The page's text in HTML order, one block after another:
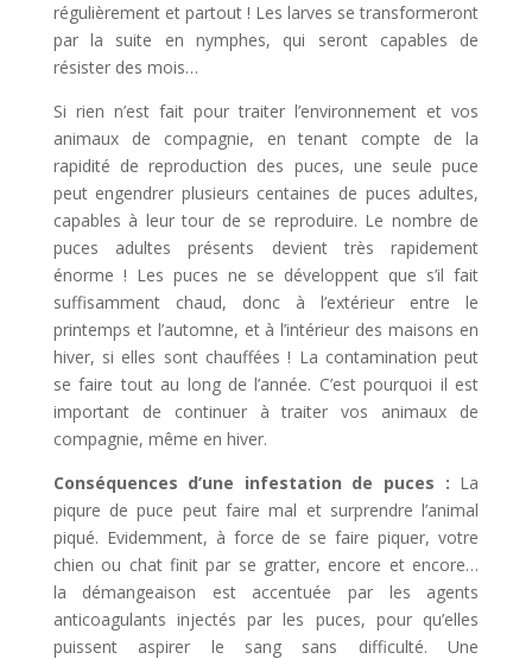
régulièrement et partout ! Les larves se transformeront
par la suite en nymphes, qui seront capables de
résister des mois…
Si rien n’est fait pour traiter l’environnement et vos
animaux de compagnie, en tenant compte de la
rapidité de reproduction des puces, une seule puce
peut engendrer plusieurs centaines de puces adultes,
capables à leur tour de se reproduire. Le nombre de
puces adultes présents devient très rapidement
énorme ! Les puces ne se développent que s’il fait
suffisamment chaud, donc à l’extérieur entre le
printemps et l’automne, et à l’intérieur des maisons en
hiver, si elles sont chauffées ! La contamination peut
se faire tout au long de l’année. C’est pourquoi il est
important de continuer à traiter vos animaux de
compagnie, même en hiver.
Conséquences d’une infestation de puces : La
piqure de puce peut faire mal et surprendre l’animal
piqué. Evidemment, à force de se faire piquer, votre
chien ou chat finit par se gratter, encore et encore…
la démangeaison est accentuée par les agents
anticoagulants injectés par les puces, pour qu’elles
puissent aspirer le sang sans difficulté. Une